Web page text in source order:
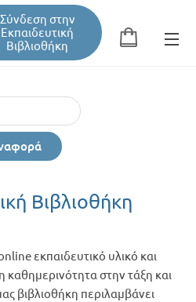
Σύνδεση στην
Εκπαιδευτική
Βιβλιοθήκη
Βιβλιοθήκη
εκπαιδευτικό υλικό και
καθημερινότητα στην τάξη και
βιβλιοθήκη περιλαμβάνει